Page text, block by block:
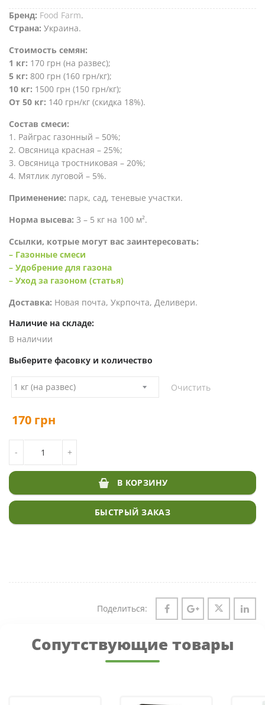
Бренд: Food Farm.
Страна: Украина.
Стоимость семян:
1 кг: 170 грн (на развес);
5 кг: 800 грн (160 грн/кг);
10 кг: 1500 грн (150 грн/кг);
От 50 кг: 140 грн/кг (скидка 18%).
Соcтав смеси:
1. Райграс газонный – 50%;
2. Овсяница красная – 25%;
3. Овсяница тростниковая – 20%;
4. Мятлик луговой – 5%.
Применение: парк, сад, теневые участки.
Норма высева: 3 – 5 кг на 100 м².
Ссылки, котрые могут вас заинтересовать:
– Газонные смеси
– Удобрение для газона
– Уход за газоном (статья)
Доставка: Новая почта, Укрпочта, Деливери.
Наличие на складе:
В наличии
Выберите фасовку и количество
Очистить
170 грн
-
FARM
+
В КОРЗИНУ
БЫСТРЫЙ ЗАКАЗ
Поделиться:
Сопутствующие товары